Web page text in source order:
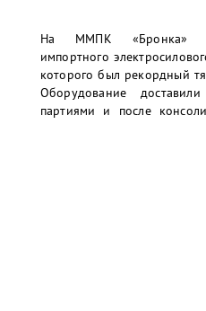
На ММПК «Бронка»
импортного
которого был рекордный
Оборудование
партиями и после
предприятий топливно-